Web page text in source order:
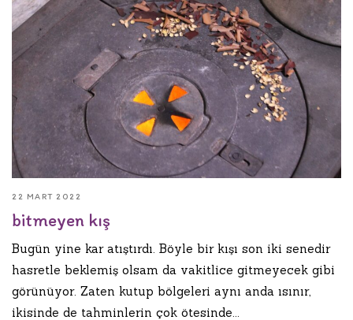
22 MART 2022
bitmeyen kış
Bugün yine kar atıştırdı. Böyle bir kışı son iki senedir
hasretle beklemiş olsam da vakitlice gitmeyecek gibi
görünüyor. Zaten kutup bölgeleri aynı anda ısınır,
ikisinde de tahminlerin çok ötesinde...